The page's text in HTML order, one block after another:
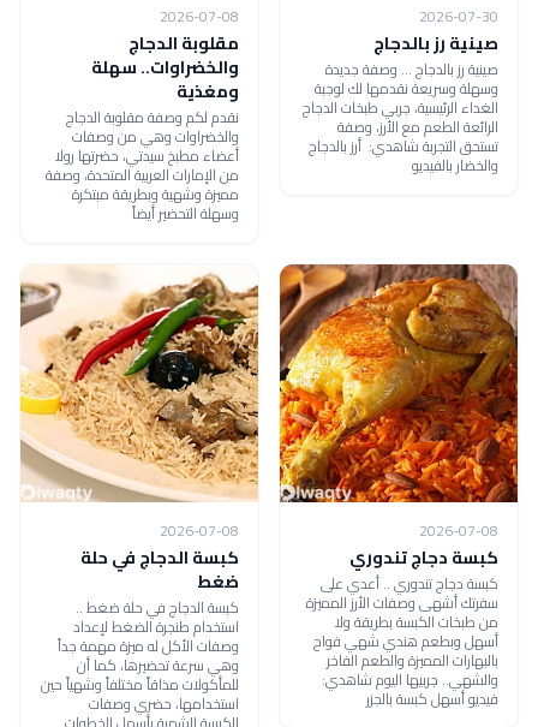
2026-07-30
صينية رز بالدجاج
صينية رز بالدجاج ... وصفة جديدة
وسهلة وسريعة نقدمها لك لوجبة
الغداء الرئيسية، جربي طبخات الدجاج
الرائعة الطعم مع الأرز، وصفة
تستحق التجربة شاهدي: أرز بالدجاج
والخضار بالفيديو
2026-07-08
مقلوبة الدجاج
والخضراوات.. سهلة
ومغذية
نقدم لكم وصفة مقلوبة الدجاج
والخضراوات وهي من وصفات
أعضاء مطبخ سيدتي، حضرتها رولا
من الإمارات العربية المتحدة، وصفة
مميزة وشهية وبطريقة مبتكرة
وسهلة التحضير أيضاً
2026-07-08
كبسة دجاج تندوري
كبسة دجاج تندوري .. أعدي على
سفرتك أشهى وصفات الأرز المميزة
من طبخات الكبسة بطريقة ولا
أسهل وبطعم هندي شهي فواح
بالبهارات المميزة والطعم الفاخر
والشهي.. جربيها اليوم شاهدي:
فيديو أسهل كبسة بالجزر
2026-07-08
كبسة الدجاج في حلة
ضغط
كبسة الدجاج في حلة ضغط ..
استخدام طنجرة الضغط لإعداد
وصفات الأكل له ميزة مهمة جداً
وهي سرعة تحضيرها، كما أن
للمأكولات مذاقاً مختلفاً وشهياً حين
استخدامها، حضري وصفات